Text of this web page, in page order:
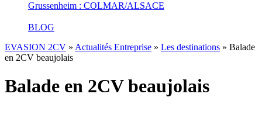
Grussenheim : COLMAR/ALSACE
BLOG
EVASION 2CV » Actualités Entreprise » Les destinations » Balade
en 2CV beaujolais
Balade en 2CV beaujolais